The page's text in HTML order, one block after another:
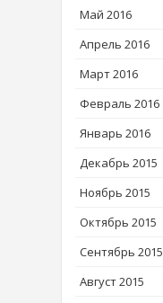
Май 2016
Апрель 2016
Март 2016
Февраль 2016
Январь 2016
Декабрь 2015
Ноябрь 2015
Октябрь 2015
Сентябрь 2015
Август 2015